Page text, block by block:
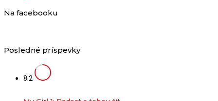
Na facebooku
Posledné príspevky
8.2